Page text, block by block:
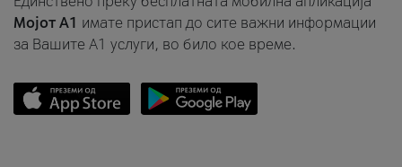
Мојот A1 имате пристап до сите важни информации
за Вашите A1 услуги, во било кое време.